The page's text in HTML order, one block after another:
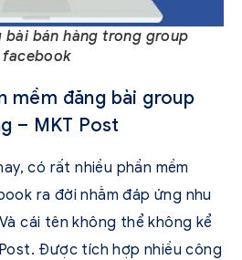
bài bán hàng trong group
facebook
mềm đăng bài group
– MKT Post
có rất nhiều phần mềm
ra đời nhằm đáp ứng nhu
cái tên không thể không kể
Được tích hợp nhiều công